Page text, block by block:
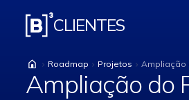
Ampliação
CLIENTES
Roadmap Projetos Ampliação
Ampliação do